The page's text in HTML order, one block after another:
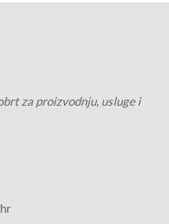
za proizvodnju, usluge i